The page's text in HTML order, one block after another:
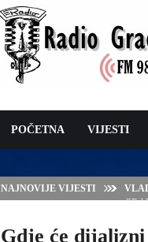
POČETNA VIJESTI
NAJNOVIJE VIJESTI
Gdje će